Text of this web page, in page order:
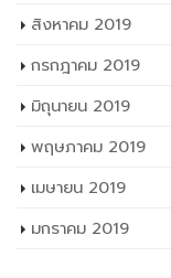
สิงหาคม 2019
กรกฎาคม 2019
มิถุนายน 2019
พฤษภาคม 2019
เมษายน 2019
มกราคม 2019